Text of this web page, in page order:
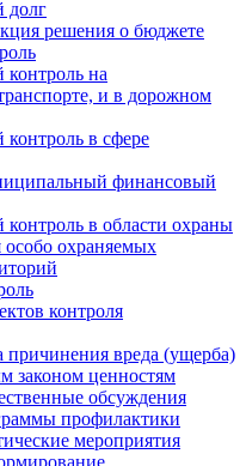
долг
решения о бюджете
на
и в дорожном
в сфере
финансовый
в области охраны
особо охраняемых
контроля
причинения вреда (ущерба)
законом ценностям
обсуждения
профилактики
мероприятия